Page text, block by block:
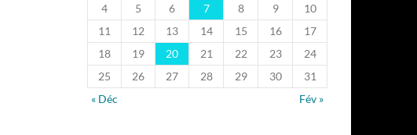
4
5 6 7 8 9
10
11
12 13 14 15 16
17
18
19 20 21 22 23
24
25
26 27 28 29 30
31
« Déc
Fév »